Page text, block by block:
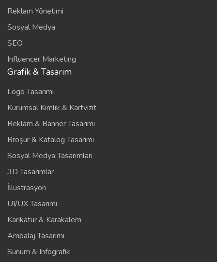
Reklam Yönetimi
Sosyal Medya
SEO
Influencer Marketing
Grafik & Tasarım
Logo Tasarımı
Kurumsal Kimlik & Kartvizit
Reklam & Banner Tasarımı
Broşür & Katalog Tasarımı
Sosyal Medya Tasarımları
3D Tasarımlar
İllüstrasyon
UI/UX Tasarımı
Karikatür & Karakalem
Ambalaj Tasarımı
Sunum & Infografik